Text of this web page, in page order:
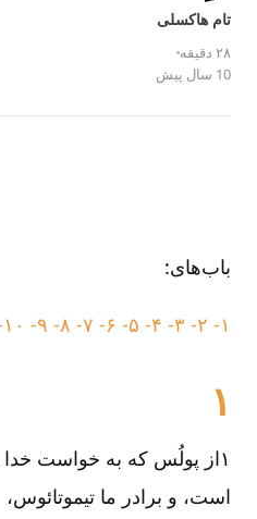
تام‌ هاکسلی
۲۸ دقیقه
10 سال پیش
باب‌های:
۱- ۲- ۳- ۴- ۵- ۶- ۷- ۸- ۹- ۱۰-
۱
۱از پولُس که به خواست
است، و برادر ما تیموتائوس،